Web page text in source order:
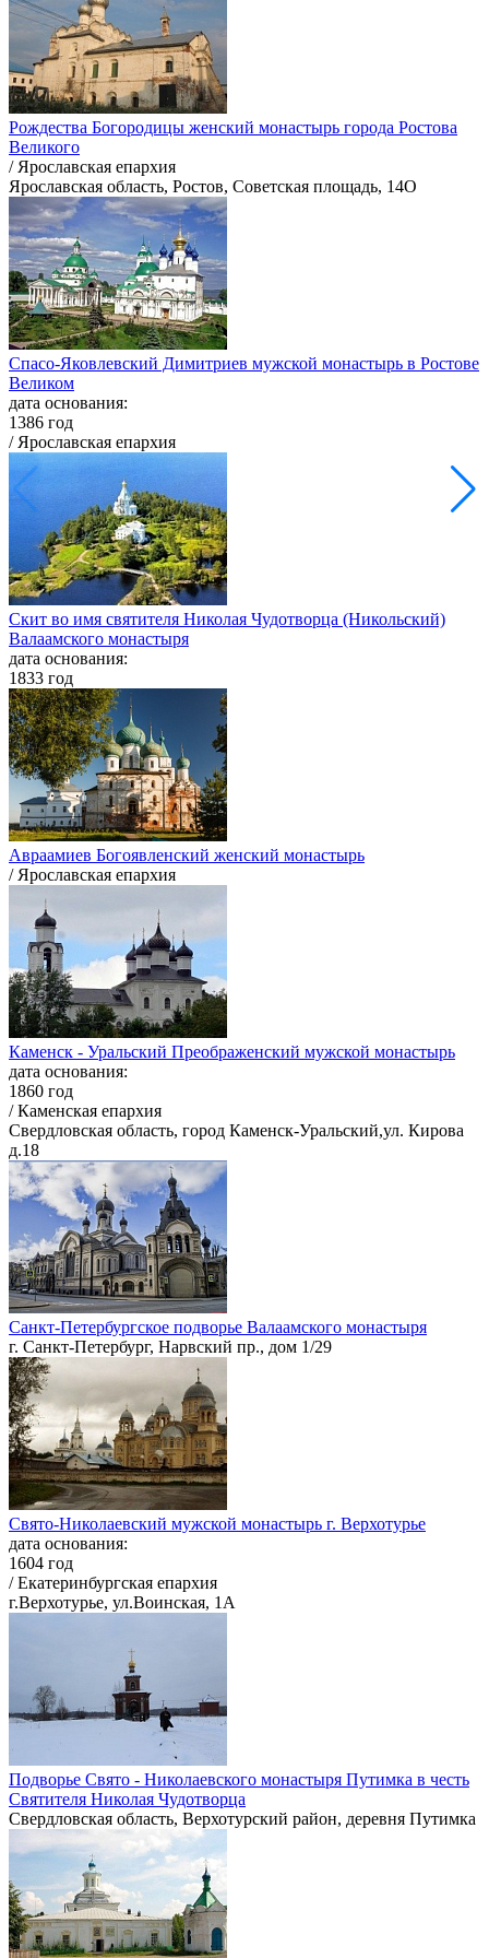
Рождества Богородицы женский монастырь города Ростова
Великого
/ Ярославская епархия
Ярославская область, Ростов, Советская площадь, 14О
Спасо-Яковлевский Димитриев мужской монастырь в Ростове
Великом
дата основания:
1386 год
/ Ярославская епархия
Скит во имя святителя Николая Чудотворца (Никольский)
Валаамского монастыря
дата основания:
1833 год
Авраамиев Богоявленский женский монастырь
/ Ярославская епархия
Каменск - Уральский Преображенский мужской монастырь
дата основания:
1860 год
/ Каменская епархия
Свердловская область, город Каменск-Уральский,ул. Кирова
д.18
Санкт-Петербургское подворье Валаамского монастыря
г. Санкт-Петербург, Нарвский пр., дом 1/29
Свято-Николаевский мужской монастырь г. Верхотурье
дата основания:
1604 год
/ Екатеринбургская епархия
г.Верхотурье, ул.Воинская, 1А
Подворье Свято - Николаевского монастыря Путимка в честь
Святителя Николая Чудотворца
Свердловская область, Верхотурский район, деревня Путимка